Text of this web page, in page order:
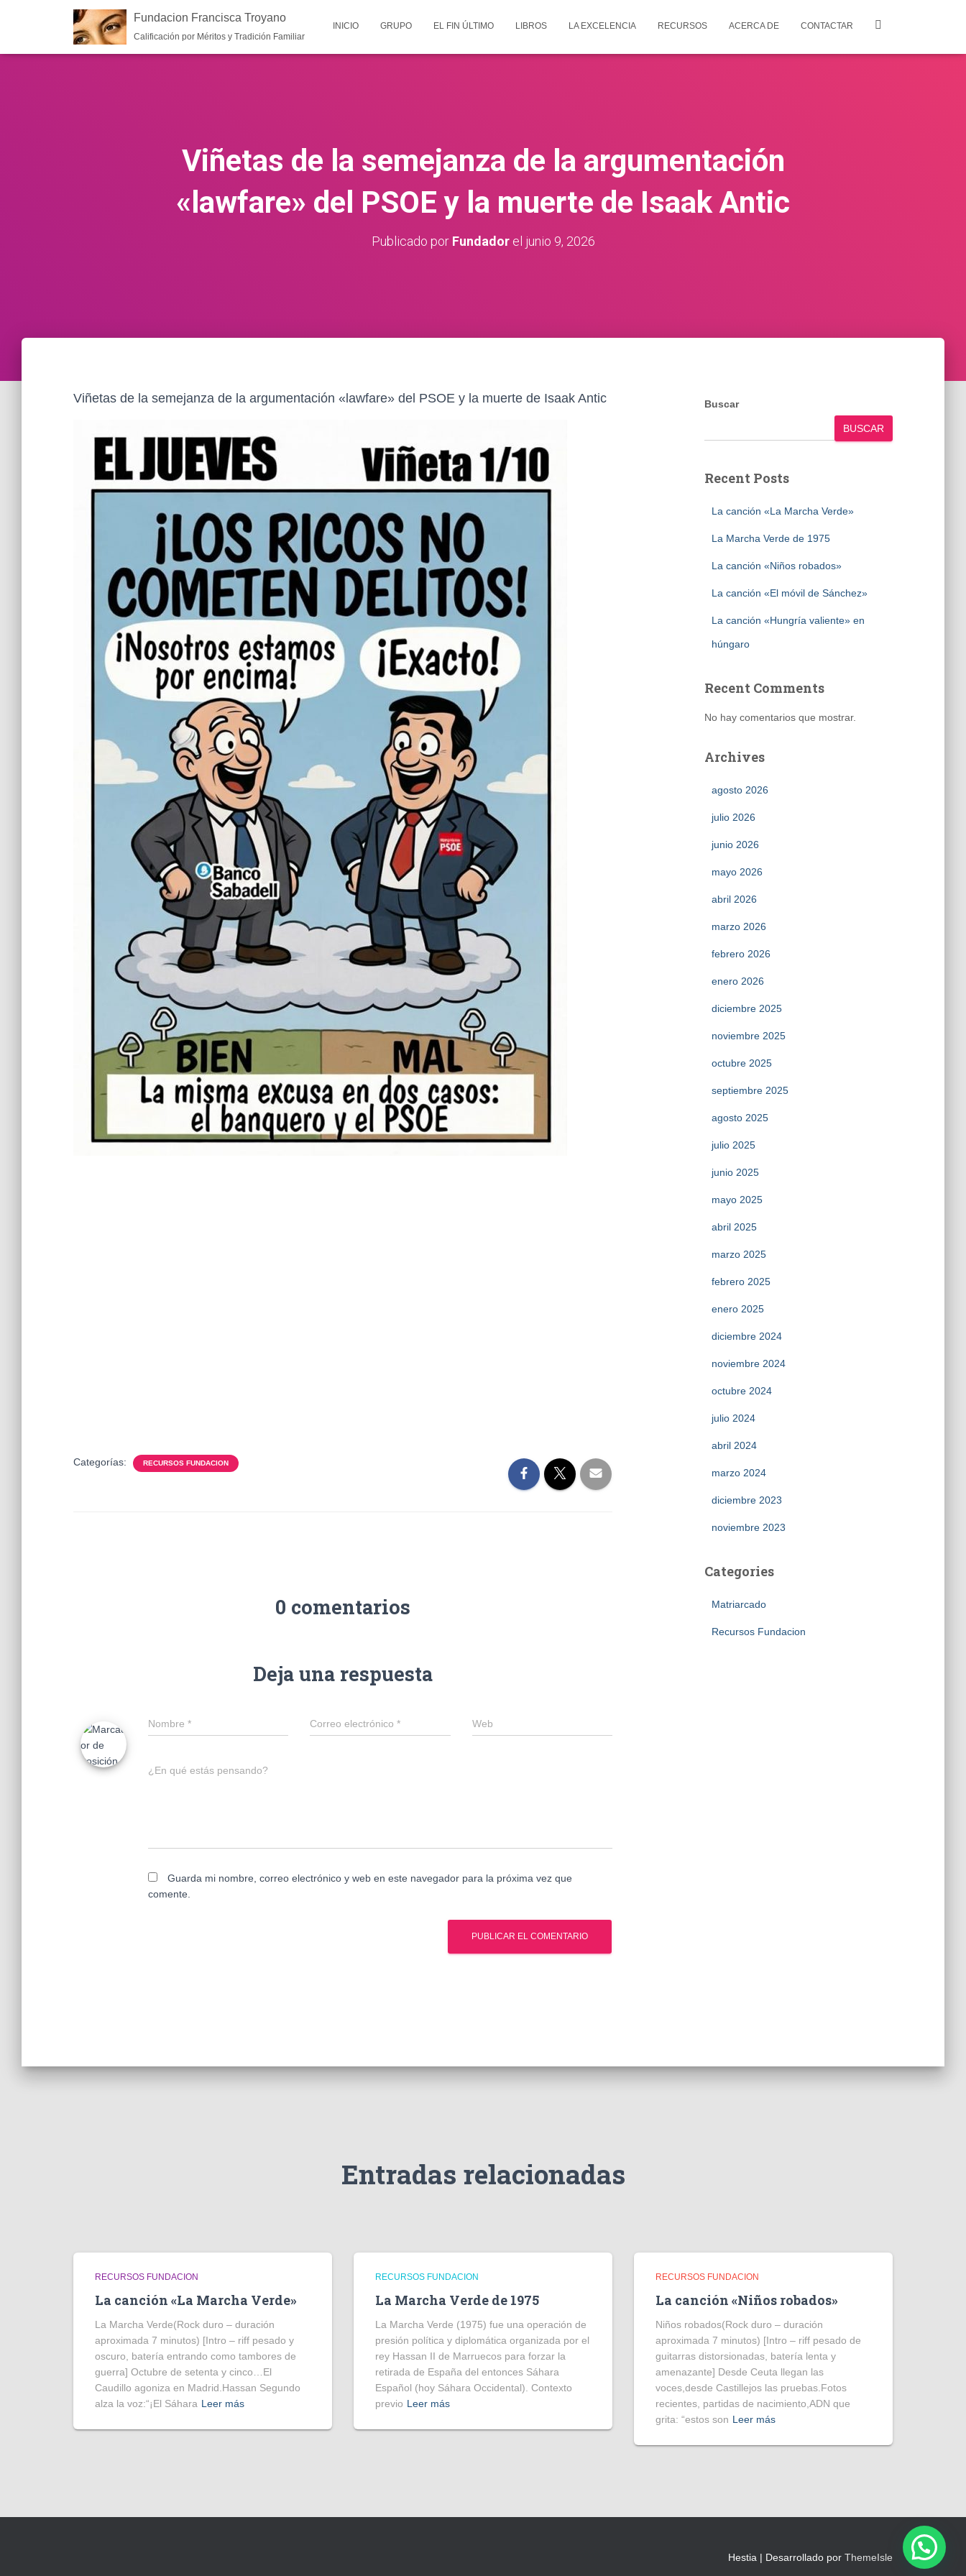
Fundacion Francisca Troyano
Calificación por Méritos y Tradición Familiar
INICIO GRUPO EL FIN ÚLTIMO LIBROS LA EXCELENCIA RECURSOS ACERCA DE CONTACTAR
Viñetas de la semejanza de la argumentación
«lawfare» del PSOE y la muerte de Isaak Antic
Publicado por Fundadorel junio 9, 2026
Viñetas de la semejanza de la argumentación «lawfare» del PSOE y la muerte de Isaak Antic
Categorías: RECURSOS FUNDACION
0 comentarios
Deja una respuesta
Nombre * Correo electrónico* Web
¿En qué estás pensando?
Guarda mi nombre, correo electrónico y web en este navegador para la próxima vez que
comente.
Buscar
BUSCAR
Recent Posts
La canción «La Marcha Verde»
La Marcha Verde de 1975
La canción «Niños robados»
La canción «El móvil de Sánchez»
La canción «Hungría valiente» en
húngaro
Recent Comments
No hay comentarios que mostrar.
Archives
agosto 2026
julio 2026
junio 2026
mayo 2026
abril 2026
marzo 2026
febrero 2026
enero 2026
diciembre 2025
noviembre 2025
octubre 2025
septiembre 2025
agosto 2025
julio 2025
junio 2025
mayo 2025
abril 2025
marzo 2025
febrero 2025
enero 2025
diciembre 2024
noviembre 2024
octubre 2024
julio 2024
abril 2024
marzo 2024
diciembre 2023
noviembre 2023
Categories
Matriarcado
Recursos Fundacion
Entradas relacionadas
RECURSOS FUNDACION
La canción «La Marcha Verde»
La Marcha Verde(Rock duro – duración
aproximada 7 minutos) [Intro – riff pesado y
oscuro, batería entrando como tambores de
guerra] Octubre de setenta y cinco…El
Caudillo agoniza en Madrid.Hassan Segundo
alza la voz:“¡El Sáhara Leer más
RECURSOS FUNDACION
La Marcha Verde de 1975
La Marcha Verde (1975) fue una operación de
presión política y diplomática organizada por el
rey Hassan II de Marruecos para forzar la
retirada de España del entonces Sáhara
Español (hoy Sáhara Occidental). Contexto
previo Leer más
RECURSOS FUNDACION
La canción «Niños robados»
Niños robados(Rock duro – duración
aproximada 7 minutos) [Intro – riff pesado de
guitarras distorsionadas, batería lenta y
amenazante] Desde Ceuta llegan las
voces,desde Castillejos las pruebas.Fotos
recientes, partidas de nacimiento,ADN que
grita: “estos son Leer más
Hestia | Desarrollado por ThemeIsle